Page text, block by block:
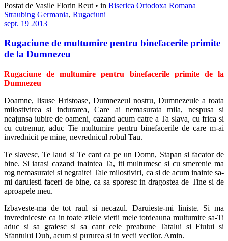
Postat de Vasile Florin Reut • in Biserica Ortodoxa Romana
Straubing Germania, Rugaciuni
sept. 19 2013
Rugaciune de multumire pentru binefacerile primite
de la Dumnezeu
Rugaciune de multumire pentru binefacerile primite de la
Dumnezeu
Doamne, Iisuse Hristoase, Dumnezeul nostru, Dumnezeule a toata
milostivirea si indurarea, Care ai nemasurata mila, nespusa si
neajunsa iubire de oameni, cazand acum catre a Ta slava, cu frica si
cu cutremur, aduc Tie multumire pentru binefacerile de care m-ai
invrednicit pe mine, nevrednicul robul Tau.
Te slavesc, Te laud si Te cant ca pe un Domn, Stapan si facator de
bine. Si iarasi cazand inaintea Ta, iti multumesc si cu smerenie ma
rog nemasuratei si negraitei Tale milostiviri, ca si de acum inainte sa-
mi daruiesti faceri de bine, ca sa sporesc in dragostea de Tine si de
aproapele meu.
Izbaveste-ma de tot raul si necazul. Daruieste-mi liniste. Si ma
invredniceste ca in toate zilele vietii mele totdeauna multumire sa-Ti
aduc si sa graiesc si sa cant cele preabune Tatalui si Fiului si
Sfantului Duh, acum si pururea si in vecii vecilor. Amin.